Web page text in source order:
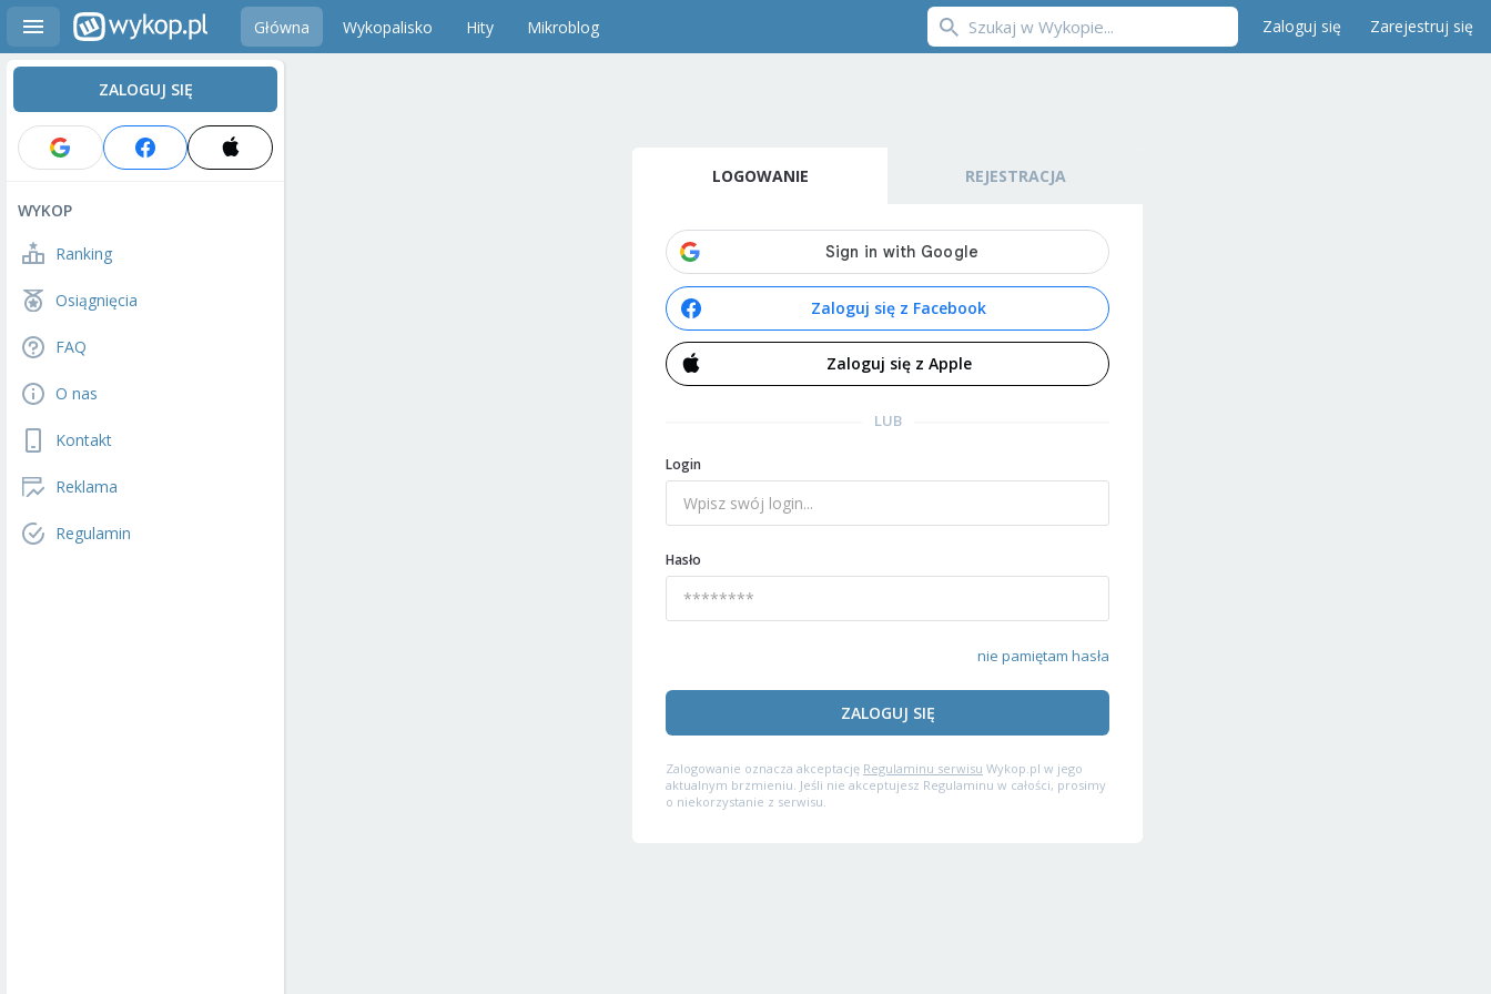
Główna Wykopalisko Hity Mikroblog Zaloguj się Zarejestruj się
ZALOGUJ SIĘ
WYKOP
Ranking
Osiągnięcia
FAQ
O nas
Kontakt
Reklama
Regulamin
LOGOWANIE REJESTRACJA
Zaloguj się z Facebook
Zaloguj się z Apple
LUB
Login
Hasło
nie pamiętam hasła
ZALOGUJ SIĘ
Zalogowanie oznacza akceptację Regulaminu serwisu Wykop.pl w jego
aktualnym brzmieniu. Jeśli nie akceptujesz Regulaminu w całości, prosimy
o niekorzystanie z serwisu.